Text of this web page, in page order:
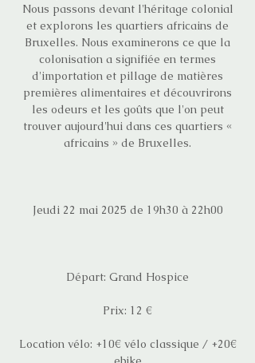
Nous passons devant l'héritage colonial
et explorons les quartiers africains de
Bruxelles. Nous examinerons ce que la
colonisation a signifiée en termes
d'importation et pillage de matières
premières alimentaires et découvrirons
les odeurs et les goûts que l'on peut
trouver aujourd'hui dans ces quartiers «
africains » de Bruxelles.
Jeudi 22 mai 2025 de 19h30 à 22h00
Départ: Grand Hospice
Prix: 12 €
Location vélo: +10€ vélo classique / +20€